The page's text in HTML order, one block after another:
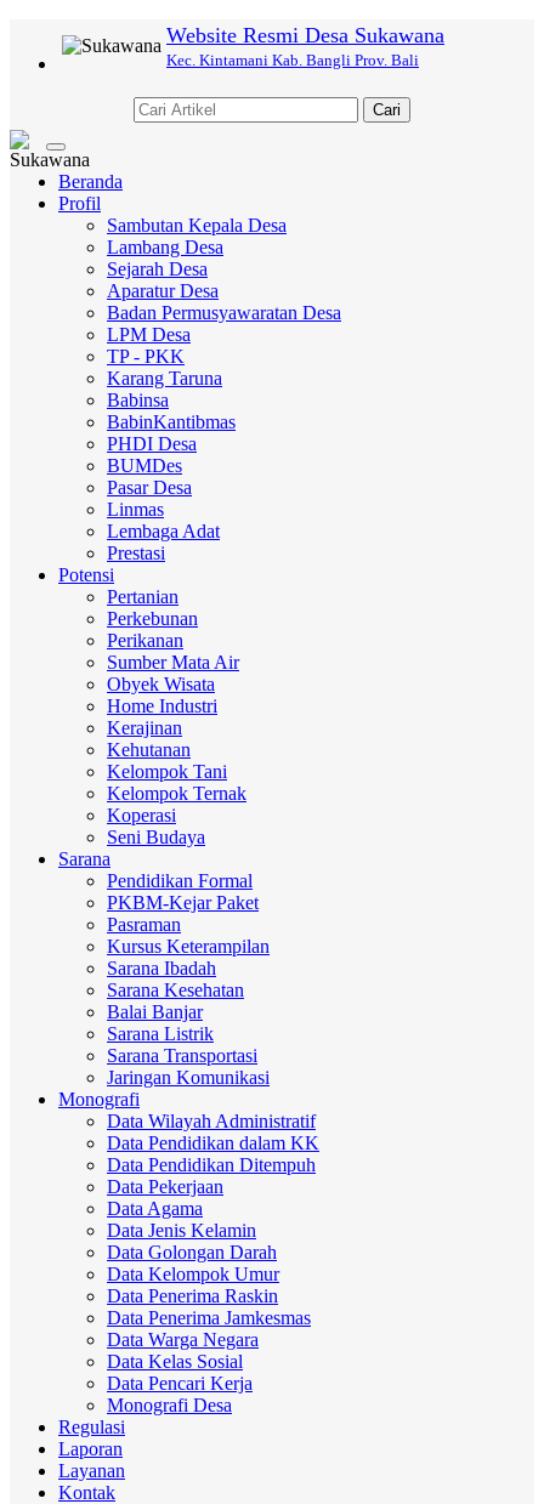
Website Resmi Desa Sukawana
Kec. Kintamani Kab. Bangli Prov. Bali
Cari
Toggle
navigation
Beranda
Profil
Sambutan Kepala Desa
Lambang Desa
Sejarah Desa
Aparatur Desa
Badan Permusyawaratan Desa
LPM Desa
TP - PKK
Karang Taruna
Babinsa
BabinKantibmas
PHDI Desa
BUMDes
Pasar Desa
Linmas
Lembaga Adat
Prestasi
Potensi
Pertanian
Perkebunan
Perikanan
Sumber Mata Air
Obyek Wisata
Home Industri
Kerajinan
Kehutanan
Kelompok Tani
Kelompok Ternak
Koperasi
Seni Budaya
Sarana
Pendidikan Formal
PKBM-Kejar Paket
Pasraman
Kursus Keterampilan
Sarana Ibadah
Sarana Kesehatan
Balai Banjar
Sarana Listrik
Sarana Transportasi
Jaringan Komunikasi
Monografi
Data Wilayah Administratif
Data Pendidikan dalam KK
Data Pendidikan Ditempuh
Data Pekerjaan
Data Agama
Data Jenis Kelamin
Data Golongan Darah
Data Kelompok Umur
Data Penerima Raskin
Data Penerima Jamkesmas
Data Warga Negara
Data Kelas Sosial
Data Pencari Kerja
Monografi Desa
Regulasi
Laporan
Layanan
Kontak